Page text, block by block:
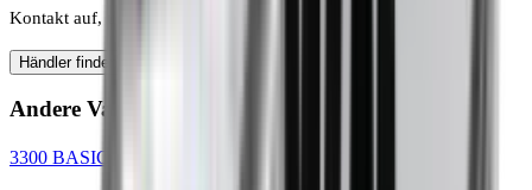
Kontakt auf, um nähere Auskünfte zu erhalten.
Händler finden
Andere Varianten
3300 BASIC Förderband - 1x240V